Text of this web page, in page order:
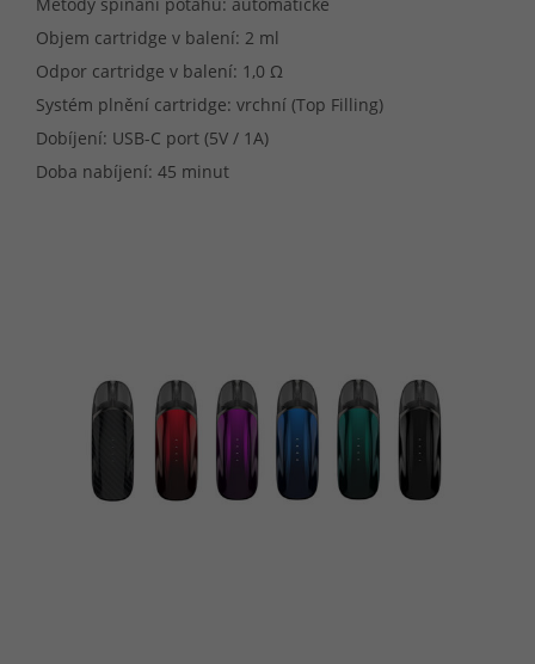
Objem cartridge v balení: 2 ml
Odpor cartridge v balení: 1,0 Ω
Systém plnění cartridge: vrchní (Top Filling)
Dobíjení: USB-C port (5V / 1A)
Doba nabíjení: 45 minut